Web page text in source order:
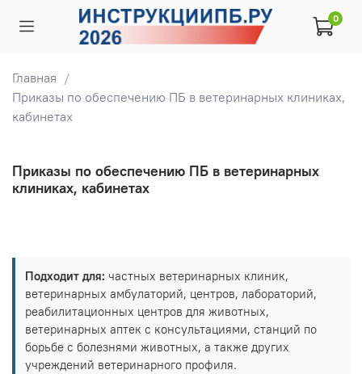
0
Главная
Приказы по обеспечению ПБ в ветеринарных клиниках,
кабинетах
Приказы по обеспечению ПБ в ветеринарных
клиниках, кабинетах
Подходит для: частных ветеринарных клиник,
ветеринарных амбулаторий, центров, лабораторий,
реабилитационных центров для животных,
ветеринарных аптек с консультациями, станций по
борьбе с болезнями животных, а также других
учреждений ветеринарного профиля.